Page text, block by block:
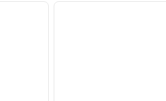
imaginea următoare
1 din 12